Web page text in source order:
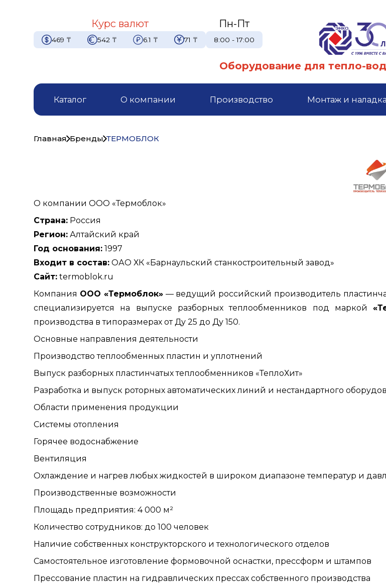
Курс валют
469 ₸ 542 ₸ 6.1 ₸ 71 ₸
Пн-Пт
8:00 - 17:00
Оборудование для тепло-
Каталог О компании Производство Монтаж и наладка
Главная Бренды ТЕРМОБЛОК
О компании ООО «Термоблок»
Страна: Россия
Регион: Алтайский край
Год основания: 1997
Входит в состав: ОАО ХК «Барнаульский станкостроительный завод»
Сайт: termoblok.ru
Компания ООО «Термоблок»— ведущий российский производитель
специализируется на выпуске разборных теплообменников под маркой
производства в типоразмерах от Ду 25 до Ду 150.
Основные направления деятельности
Производство теплообменных пластин и уплотнений
Выпуск разборных пластинчатых теплообменников «ТеплоХит»
Разработка и выпуск роторных автоматических линий и нестандартного
Области применения продукции
Системы отопления
Горячее водоснабжение
Вентиляция
Охлаждение и нагрев любых жидкостей в широком диапазоне температур и
Производственные возможности
Площадь предприятия: 4 000 м²
Количество сотрудников: до 100 человек
Наличие собственных конструкторского и технологического отделов
Самостоятельное изготовление формовочной оснастки, прессформ и штампов
Прессование пластин на гидравлических прессах собственного производства